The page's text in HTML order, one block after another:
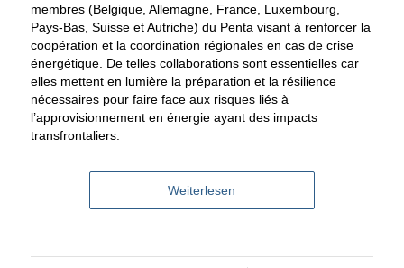
membres (Belgique, Allemagne, France, Luxembourg,
Pays-Bas, Suisse et Autriche) du Penta visant à renforcer la
coopération et la coordination régionales en cas de crise
énergétique. De telles collaborations sont essentielles car
elles mettent en lumière la préparation et la résilience
nécessaires pour faire face aux risques liés à
l’approvisionnement en énergie ayant des impacts
transfrontaliers.
Weiterlesen